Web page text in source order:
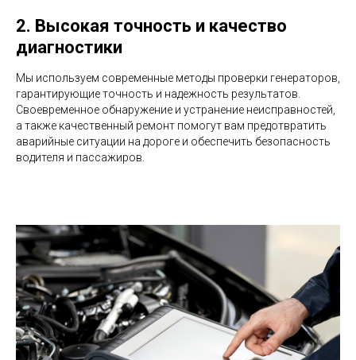
2. Высокая точность и качество
диагностики
Мы используем современные методы проверки генераторов,
гарантирующие точность и надежность результатов.
Своевременное обнаружение и устранение неисправностей,
а также качественный ремонт помогут вам предотвратить
аварийные ситуации на дороге и обеспечить безопасность
водителя и пассажиров.